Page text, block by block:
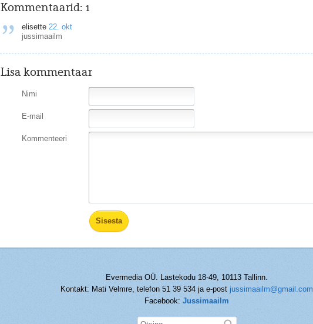
Kommentaarid: 1
elisette 22. okt
jussimaailm
Lisa kommentaar
Nimi
E-mail
Kommenteeri
Evermedia OÜ. Lastekodu 18-49, 10113 Tallinn.
Kontakt: Mati Velmre, telefon 51 39 534 ja e-post jussimaailm@gmail.com
Facebook: Jussimaailm